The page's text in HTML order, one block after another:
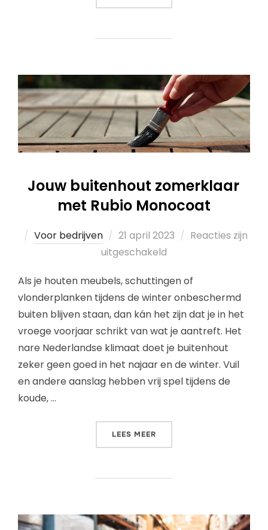
Jouw buitenhout zomerklaar
met Rubio Monocoat
Voor bedrijven 21 april 2023
Reacties zijn
uitgeschakeld
Als je houten meubels, schuttingen of
vlonderplanken tijdens de winter onbeschermd
buiten blijven staan, dan kán het zijn dat je in het
vroege voorjaar schrikt van wat je aantreft. Het
nare Nederlandse klimaat doet je buitenhout
zeker geen goed in het najaar en de winter. Vuil
en andere aanslag hebben vrij spel tijdens de
koude, …
LEES MEER